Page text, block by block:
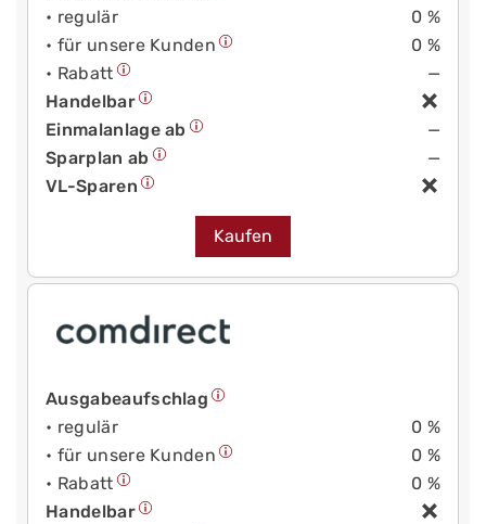
• regulär
0 %
• für unsere Kunden
0 %
• Rabatt
—
Handelbar
Einmalanlage ab
—
Sparplan ab
—
VL-Sparen
Kaufen
Ausgabeaufschlag
• regulär
0 %
• für unsere Kunden
0 %
• Rabatt
0 %
Handelbar